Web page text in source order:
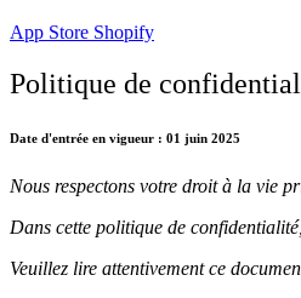
App Store Shopify
Politique de
Date d'entrée en vigueur : 01 juin 2025
Nous respectons votre droit à la vie
Dans cette politique de
Veuillez lire attentivement ce